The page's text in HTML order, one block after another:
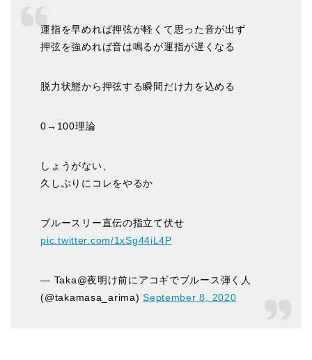
運指を早めれば押弦が軽くて思った音が出ず
押弦を強めれば音は鳴るが運指が遅くなる
脱力状態から押弦する瞬間だけ力を込める
0→100理論
しょうがない、
久しぶりにコレをやるか
ブルースリー直伝の指立て伏せ
pic.twitter.com/1xSg44iL4P
— Taka@夜明け前にアコギでブルース弾く人
(@takamasa_arima)September 8, 2020